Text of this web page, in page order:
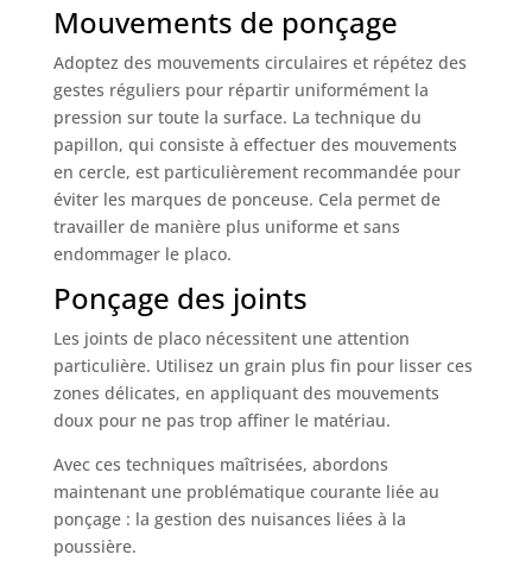
Mouvements de ponçage
Adoptez des mouvements circulaires et répétez des
gestes réguliers pour répartir uniformément la
pression sur toute la surface. La technique du
papillon, qui consiste à effectuer des mouvements
en cercle, est particulièrement recommandée pour
éviter les marques de ponceuse. Cela permet de
travailler de manière plus uniforme et sans
endommager le placo.
Ponçage des joints
Les joints de placo nécessitent une attention
particulière. Utilisez un grain plus fin pour lisser ces
zones délicates, en appliquant des mouvements
doux pour ne pas trop affiner le matériau.
Avec ces techniques maîtrisées, abordons
maintenant une problématique courante liée au
ponçage : la gestion des nuisances liées à la
poussière.